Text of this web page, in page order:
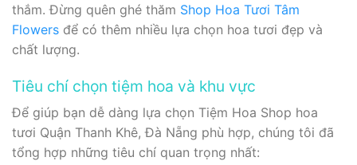
thắm. Đừng quên ghé thăm Shop Hoa Tươi Tâm
Flowers để có thêm nhiều lựa chọn hoa tươi đẹp và
chất lượng.
Tiêu chí chọn tiệm hoa và khu vực
Để giúp bạn dễ dàng lựa chọn Tiệm Hoa Shop hoa
tươi Quận Thanh Khê, Đà Nẵng phù hợp, chúng tôi đã
tổng hợp những tiêu chí quan trọng nhất: